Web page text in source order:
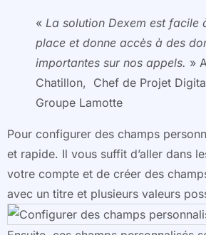
« La solution Dexem est facile
place et donne accès à des
importantes sur nos appels. »
Chatillon, Chef de Projet
Groupe Lamotte
Pour configurer des champs
et rapide. Il vous suffit d’aller dans
votre compte et de créer des
avec un titre et plusieurs valeurs